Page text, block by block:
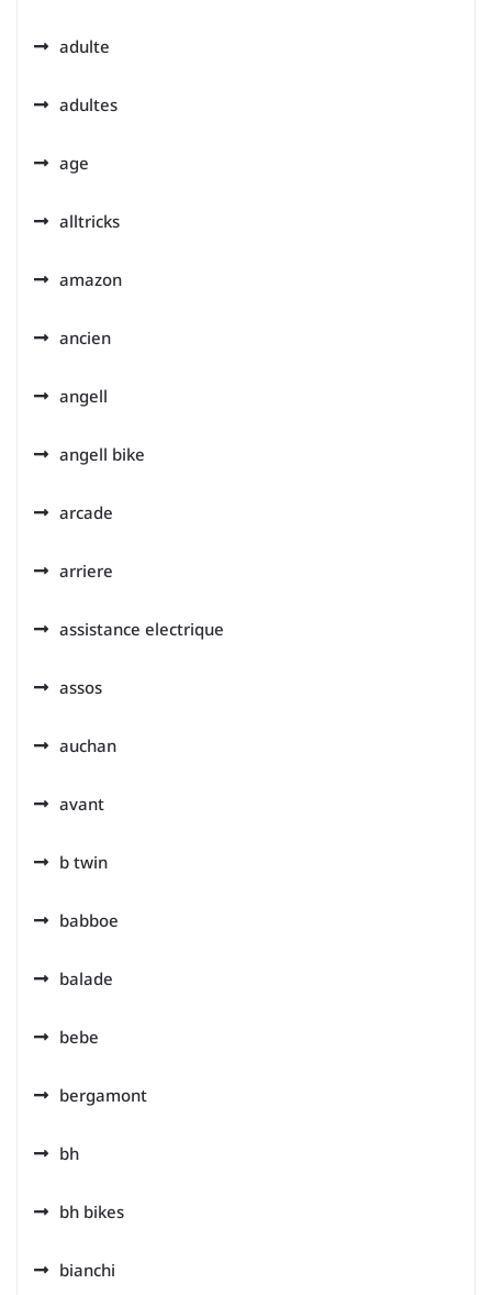
adulte
adultes
age
alltricks
amazon
ancien
angell
angell bike
arcade
arriere
assistance electrique
assos
auchan
avant
b twin
babboe
balade
bebe
bergamont
bh
bh bikes
bianchi